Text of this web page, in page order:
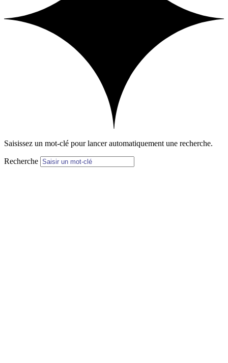
Saisissez un mot-clé pour lancer automatiquement une recherche.
Recherche